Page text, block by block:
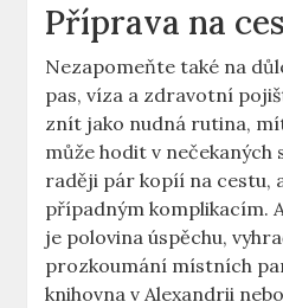
Příprava na
Nezapomeňte také na
pas, víza a zdravotní
znít jako nudná rutina,
může hodit v nečekaných
raději pár kopíí na cestu,
případným komplikacím.
je polovina úspěchu,
prozkoumání místních
knihovna v Alexandrii